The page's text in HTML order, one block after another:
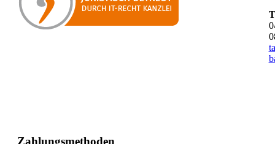
Zahlungsmethoden